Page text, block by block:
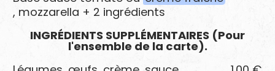
, mozzarella + 2 ingrédients
INGRÉDIENTS SUPPLÉMENTAIRES (Pour
l'ensemble de la carte).